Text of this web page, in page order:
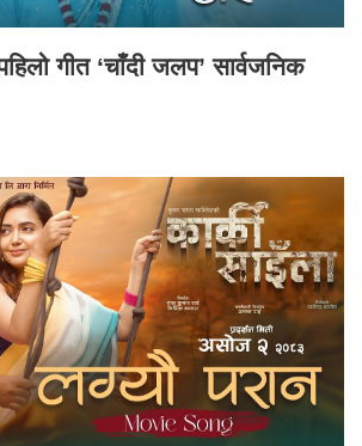
गीत ‘चाँदी जलप’ सार्वजनिक